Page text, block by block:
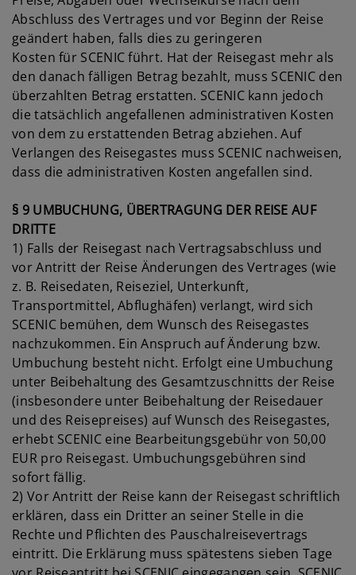
Abschluss des Vertrages und vor Beginn der Reise
geändert haben, falls dies zu geringeren
Kosten für SCENIC führt. Hat der Reisegast mehr als
den danach fälligen Betrag bezahlt, muss SCENIC den
überzahlten Betrag erstatten. SCENIC kann jedoch
die tatsächlich angefallenen administrativen Kosten
von dem zu erstattenden Betrag abziehen. Auf
Verlangen des Reisegastes muss SCENIC nachweisen,
dass die administrativen Kosten angefallen sind.
§ 9 UMBUCHUNG, ÜBERTRAGUNG DER REISE AUF
DRITTE
1) Falls der Reisegast nach Vertragsabschluss und
vor Antritt der Reise Änderungen des Vertrages (wie
z. B. Reisedaten, Reiseziel, Unterkunft,
Transportmittel, Abflughäfen) verlangt, wird sich
SCENIC bemühen, dem Wunsch des Reisegastes
nachzukommen. Ein Anspruch auf Änderung bzw.
Umbuchung besteht nicht. Erfolgt eine Umbuchung
unter Beibehaltung des Gesamtzuschnitts der Reise
(insbesondere unter Beibehaltung der Reisedauer
und des Reisepreises) auf Wunsch des Reisegastes,
erhebt SCENIC eine Bearbeitungsgebühr von 50,00
EUR pro Reisegast. Umbuchungsgebühren sind
sofort fällig.
2) Vor Antritt der Reise kann der Reisegast schriftlich
erklären, dass ein Dritter an seiner Stelle in die
Rechte und Pflichten des Pauschalreisevertrags
eintritt. Die Erklärung muss spätestens sieben Tage